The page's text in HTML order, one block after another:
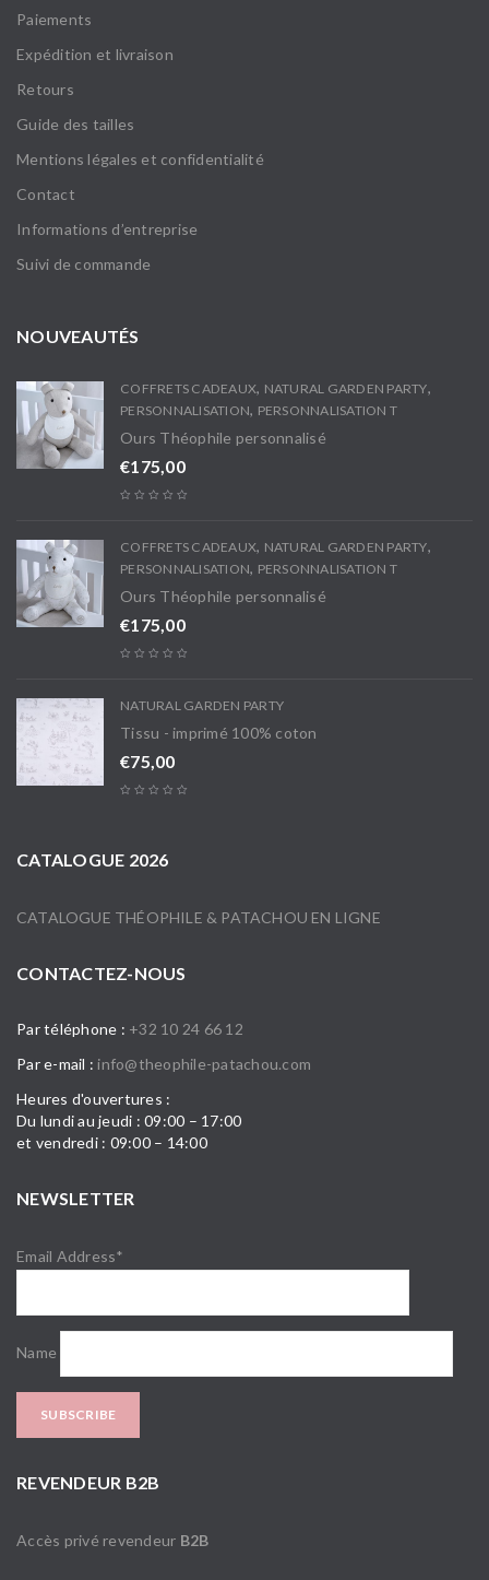
Paiements
Expédition et livraison
Retours
Guide des tailles
Mentions légales et confidentialité
Contact
Informations d’entreprise
Suivi de commande
NOUVEAUTÉS
COFFRETS CADEAUX, NATURAL GARDEN PARTY,
PERSONNALISATION, PERSONNALISATION T
Ours Théophile personnalisé
€175,00
COFFRETS CADEAUX, NATURAL GARDEN PARTY,
PERSONNALISATION, PERSONNALISATION T
Ours Théophile personnalisé
€175,00
NATURAL GARDEN PARTY
Tissu - imprimé 100% coton
€75,00
CATALOGUE 2026
CATALOGUE THÉOPHILE & PATACHOU EN LIGNE
CONTACTEZ-NOUS
Par téléphone : +32 10 24 66 12
Par e-mail : info@theophile-patachou.com
Heures d'ouvertures :
Du lundi au jeudi : 09:00 – 17:00
et vendredi : 09:00 – 14:00
NEWSLETTER
Email Address*
Name
REVENDEUR B2B
Accès privé revendeur B2B